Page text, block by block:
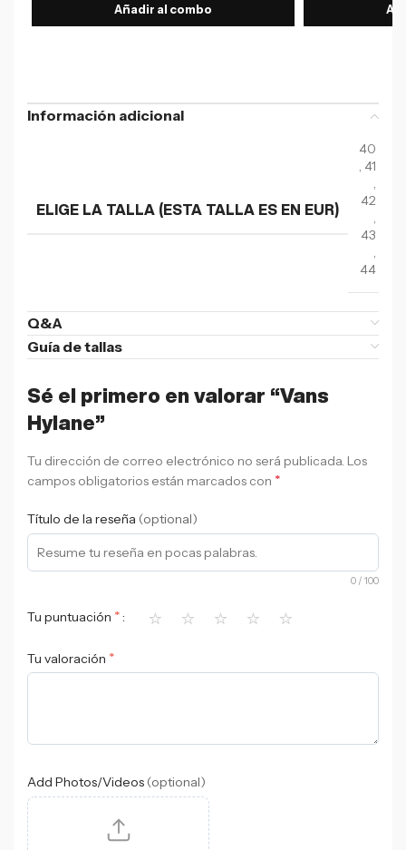
Añadir al combo
Información adicional
ELIGE LA TALLA (ESTA TALLA ES EN EUR)
40
, 41
,
42
,
43
,
44
Q&A
Guía de tallas
Sé el primero en valorar “Vans
Hylane”
Tu dirección de correo electrónico no será publicada. Los
campos obligatorios están marcados con *
Título de la reseña (optional)
0 / 100
Tu puntuación * ⭐ ⭐ ⭐ ⭐ ⭐
Tu valoración *
Add Photos/Videos (optional)